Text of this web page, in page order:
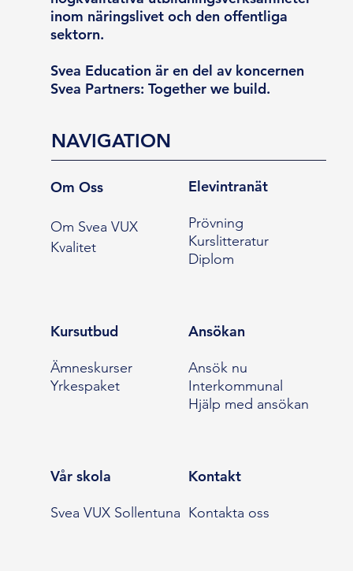
inom näringslivet och den offentliga
sektorn.
Svea Education är en del av koncernen
Svea Partners: Together we build.
NAVIGATION
Om Oss
Om Svea VUX
Kvalitet
Elevintranät
Prövning
Kurslitteratur
Diplom
Kursutbud
Ämneskurser
Yrkespaket
Ansökan
Ansök nu
Interkommunal
Hjälp med ansökan
Vår skola
Svea VUX Sollentuna
Kontakt
Kontakta oss